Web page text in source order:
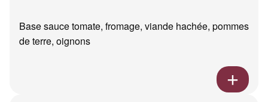
Base sauce tomate, fromage, viande hachée, pommes
de terre, oignons